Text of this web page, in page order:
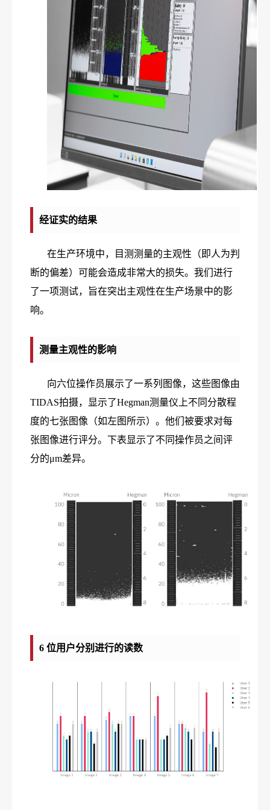
经证实的结果
在生产环境中，目测测量的主观性（即人为判
断的偏差）可能会造成非常大的损失。我们进行
了一项测试，旨在突出主观性在生产场景中的影
响。
测量主观性的影响
向六位操作员展示了一系列图像，这些图像由
TIDAS拍摄，显示了Hegman测量仪上不同分散程
度的七张图像（如左图所示）。他们被要求对每
张图像进行评分。 下表显示了不同操作员之间评
分的μm差异。
6 位用户分别进行的读数